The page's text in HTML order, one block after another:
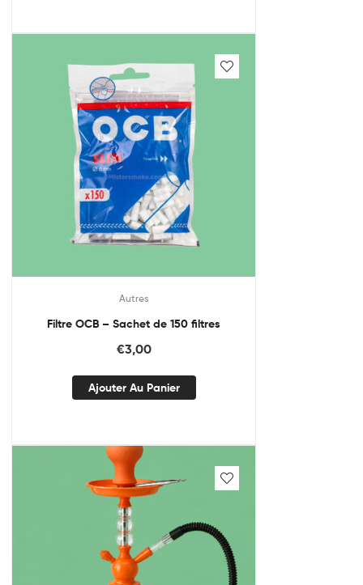
Autres
Filtre OCB – Sachet de 150 filtres
€3,00
Ajouter Au Panier